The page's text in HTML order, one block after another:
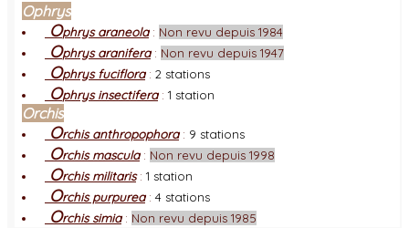
Ophrys
Ophrys araneola: Non revu depuis 1984
Ophrys aranifera: Non revu depuis 1947
Ophrys fuciflora: 2 stations
Ophrys insectifera: 1 station
Orchis
Orchis anthropophora: 9 stations
Orchis mascula: Non revu depuis 1998
Orchis militaris: 1 station
Orchis purpurea: 4 stations
Orchis simia: Non revu depuis 1985